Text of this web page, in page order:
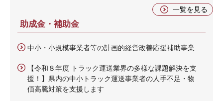
一覧を見る
助成金・補助金
中小・小規模事業者等の計画的経営改善応援補助事業
【令和８年度 トラック運送業界の多様な課題解決を支
援！】県内の中小トラック運送事業者の人手不足・物
価高騰対策を支援します